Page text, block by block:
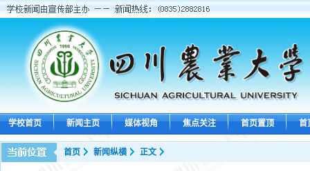
学校首页 新闻主页 媒体视角 焦点关注 首页置顶 首
首页 新闻纵横 正文